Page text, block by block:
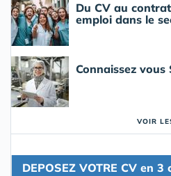
Du CV au
emploi dans le
Connaissez vous
VOIR
DEPOSEZ VOTRE CV en 3